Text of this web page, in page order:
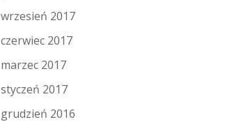
wrzesień 2017
czerwiec 2017
marzec 2017
styczeń 2017
grudzień 2016